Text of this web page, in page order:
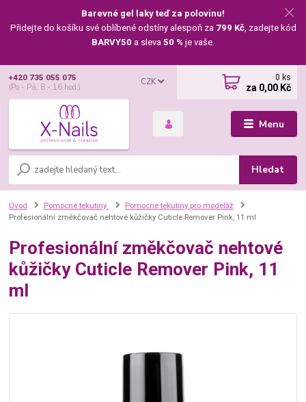
Barevné gel laky teď za polovinu!
Přidejte do košíku své oblíbené odstíny alespoň za 799 Kč, zadejte kód
BARVY50 a sleva 50 % je vaše.
Menu
CZK
Hledat
+420 735 055 075
(Po - Pá, 8 - 16 hod.)
0 ks
za 0,00 Kč
Úvod Pomocné tekutiny
Pomocné tekutiny pro modeláž
Profesionální změkčovač nehtové kůžičky Cuticle Remover Pink, 11 ml
Profesionální změkčovač nehtové
kůžičky Cuticle Remover Pink, 11
ml